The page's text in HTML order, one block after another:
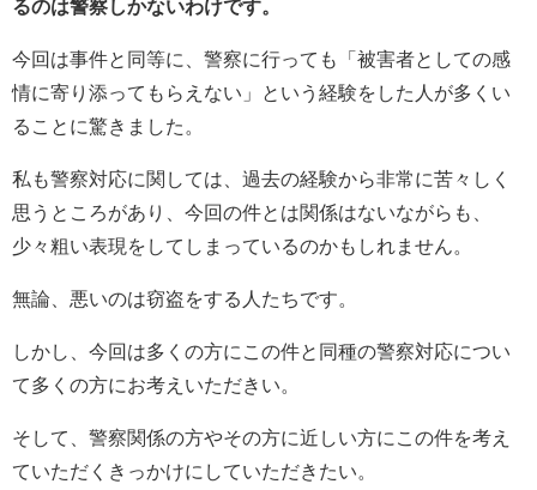
るのは警察しかないわけです。
今回は事件と同等に、警察に行っても「被害者としての感
情に寄り添ってもらえない」という経験をした人が多くい
ることに驚きました。
私も警察対応に関しては、過去の経験から非常に苦々しく
思うところがあり、今回の件とは関係はないながらも、
少々粗い表現をしてしまっているのかもしれません。
無論、悪いのは窃盗をする人たちです。
しかし、今回は多くの方にこの件と同種の警察対応につい
て多くの方にお考えいただきい。
そして、警察関係の方やその方に近しい方にこの件を考え
ていただくきっかけにしていただきたい。